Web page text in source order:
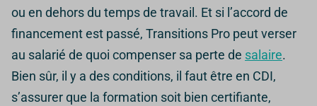
ou en dehors du temps de travail. Et si l’accord de
financement est passé, Transitions Pro peut verser
au salarié de quoi compenser sa perte de salaire.
Bien sûr, il y a des conditions, il faut être en CDI,
s’assurer que la formation soit bien certifiante,